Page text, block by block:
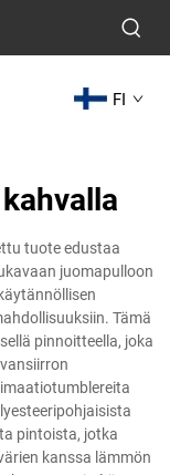
FI
tuote edustaa
juomapulloon
Tämä
pinnoitteella, joka
pintoista, jotka
kanssa lämmön